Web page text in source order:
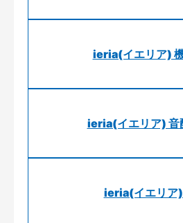
ieria(イエリア)
ieria(イエリア) 音
ieria(イエリア